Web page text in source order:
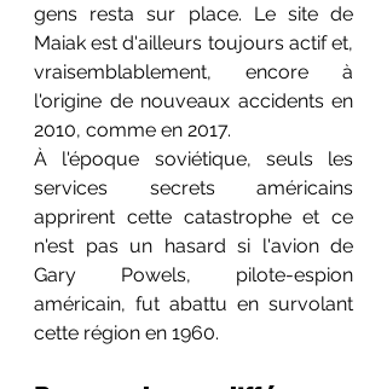
gens resta sur place. Le site de
Maiak est d'ailleurs toujours actif et,
vraisemblablement, encore à
l'origine de nouveaux accidents en
2010, comme en 2017.
À l'époque soviétique, seuls les
services secrets américains
apprirent cette catastrophe et ce
n'est pas un hasard si l'avion de
Gary Powels, pilote-espion
américain, fut abattu en survolant
cette région en 1960.